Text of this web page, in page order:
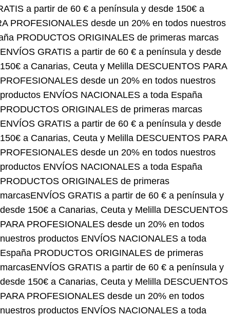
desde un 20% en todos nuestros
ORIGINALES de primeras marcas
ENVÍOS GRATIS a partir de 60 € a península y desde
150€ a Canarias, Ceuta y MelillaDESCUENTOS PARA
PROFESIONALES desde un 20% en todos nuestros
productosENVÍOS NACIONALES a toda España
PRODUCTOS ORIGINALES de primeras marcas
ENVÍOS GRATIS a partir de 60 € a península y desde
150€ a Canarias, Ceuta y MelillaDESCUENTOS PARA
PROFESIONALES desde un 20% en todos nuestros
productosENVÍOS NACIONALES a toda España
PRODUCTOS ORIGINALES de primeras
marcasENVÍOS GRATIS a partir de 60 € a península y
desde 150€ a Canarias, Ceuta y Melilla DESCUENTOS
PARA PROFESIONALES desde un 20% en todos
nuestros productosENVÍOS NACIONALES a toda
EspañaPRODUCTOS ORIGINALES de primeras
marcasENVÍOS GRATIS a partir de 60 € a península y
desde 150€ a Canarias, Ceuta y Melilla DESCUENTOS
PARA PROFESIONALES desde un 20% en todos
nuestros productosENVÍOS NACIONALES a toda
EspañaPRODUCTOS ORIGINALES de primeras